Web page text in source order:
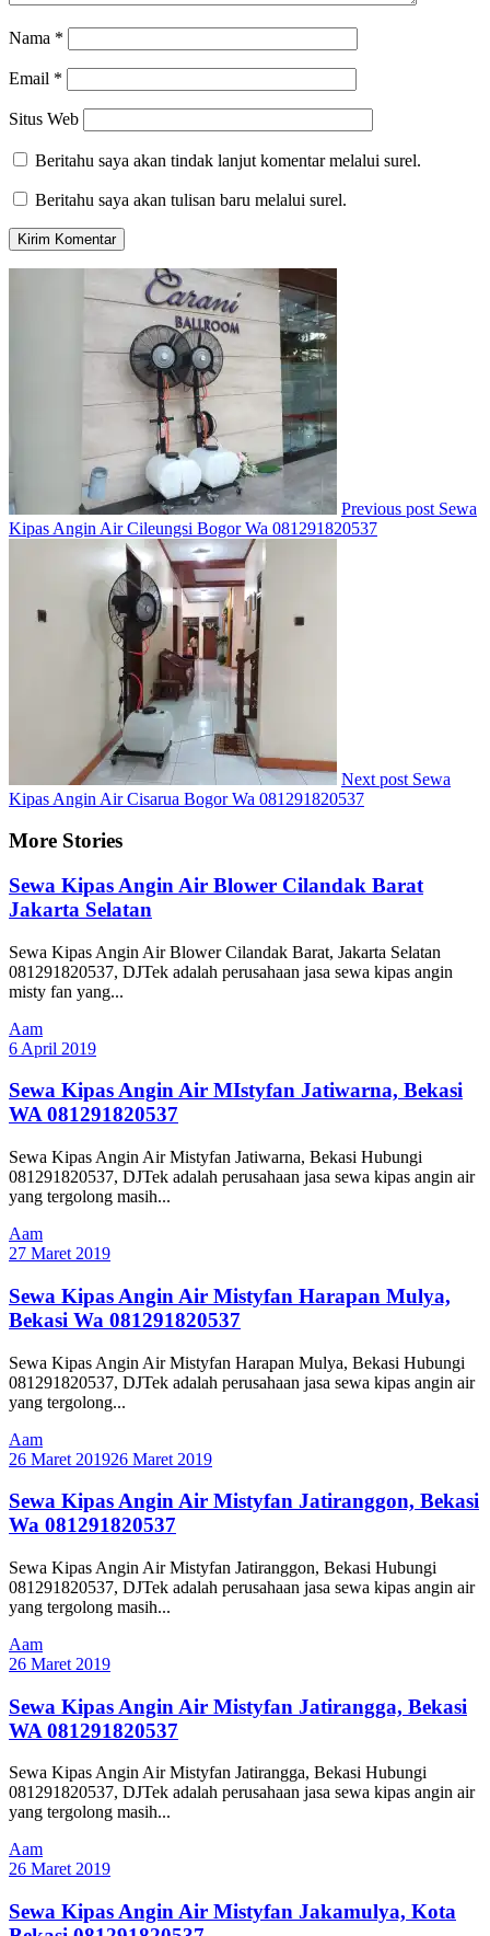
Nama *
Email *
Situs Web
Beritahu saya akan tindak lanjut komentar melalui surel.
Beritahu saya akan tulisan baru melalui surel.
Previous post Sewa
Kipas Angin Air Cileungsi Bogor Wa 081291820537
Next post Sewa
Kipas Angin Air Cisarua Bogor Wa 081291820537
More Stories
Sewa Kipas Angin Air Blower Cilandak Barat
Jakarta Selatan
Sewa Kipas Angin Air Blower Cilandak Barat, Jakarta Selatan
081291820537, DJTek adalah perusahaan jasa sewa kipas angin
misty fan yang...
Aam
6 April 2019
Sewa Kipas Angin Air MIstyfan Jatiwarna, Bekasi
WA 081291820537
Sewa Kipas Angin Air Mistyfan Jatiwarna, Bekasi Hubungi
081291820537, DJTek adalah perusahaan jasa sewa kipas angin air
yang tergolong masih...
Aam
27 Maret 2019
Sewa Kipas Angin Air Mistyfan Harapan Mulya,
Bekasi Wa 081291820537
Sewa Kipas Angin Air Mistyfan Harapan Mulya, Bekasi Hubungi
081291820537, DJTek adalah perusahaan jasa sewa kipas angin air
yang tergolong...
Aam
26 Maret 201926 Maret 2019
Sewa Kipas Angin Air Mistyfan Jatiranggon, Bekasi
Wa 081291820537
Sewa Kipas Angin Air Mistyfan Jatiranggon, Bekasi Hubungi
081291820537, DJTek adalah perusahaan jasa sewa kipas angin air
yang tergolong masih...
Aam
26 Maret 2019
Sewa Kipas Angin Air Mistyfan Jatirangga, Bekasi
WA 081291820537
Sewa Kipas Angin Air Mistyfan Jatirangga, Bekasi Hubungi
081291820537, DJTek adalah perusahaan jasa sewa kipas angin air
yang tergolong masih...
Aam
26 Maret 2019
Sewa Kipas Angin Air Mistyfan Jakamulya, Kota